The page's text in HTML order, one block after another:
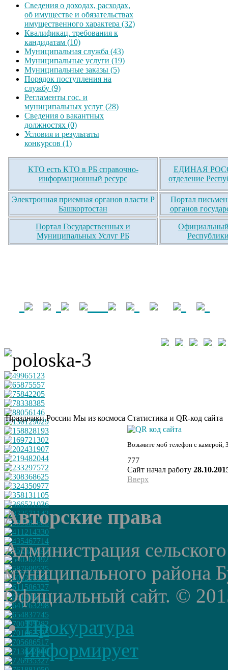
Сведения о доходах, расходах,
об имуществе и обязательствах
имущественного характера (32)
Квалификац. требования к
кандидатам (10)
Муниципальная служба (43)
Муниципальные услуги (19)
Муниципальные заказы (5)
Порядок поступления на
службу (9)
Регламенты гос. и
муниципальных услуг (28)
Сведения о вакантных
должностях (0)
Условия и результаты
конкурсов (1)
КТО есть КТО в РБ справочно-
информационный ресурс
ЕДИНАЯ
отделение
Электронная приемная органов власти Р
Башкортостан
Портал
органов
Портал Государственных и
Муниципальных Услуг РБ
Официальный
Праздники России Мы из космоса Статистика и QR-код сайта
Возьмите моб телефон с камерой,
777
Сайт начал работу
Вверх
Авторские права
Администрация
муниципального района
Официальный сайт. ©
Прокуратура
информирует